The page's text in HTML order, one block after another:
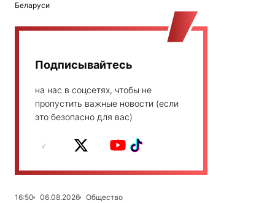
Беларуси
Подписывайтесь
на нас в соцсетях, чтобы не
пропустить важные новости (если
это безопасно для вас)
16:50 06.08.2026
Общество